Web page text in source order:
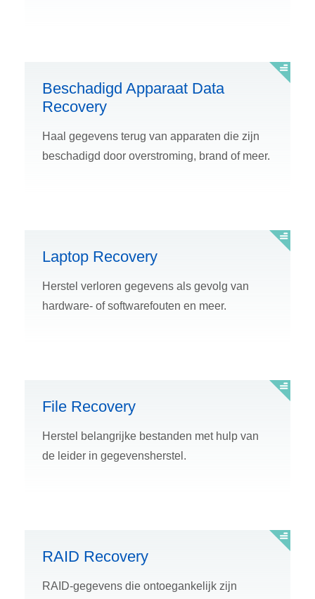
Beschadigd Apparaat Data
Recovery
Haal gegevens terug van apparaten die zijn
beschadigd door overstroming, brand of meer.
Laptop Recovery
Herstel verloren gegevens als gevolg van
hardware- of softwarefouten en meer.
File Recovery
Herstel belangrijke bestanden met hulp van
de leider in gegevensherstel.
RAID Recovery
RAID-gegevens die ontoegankelijk zijn